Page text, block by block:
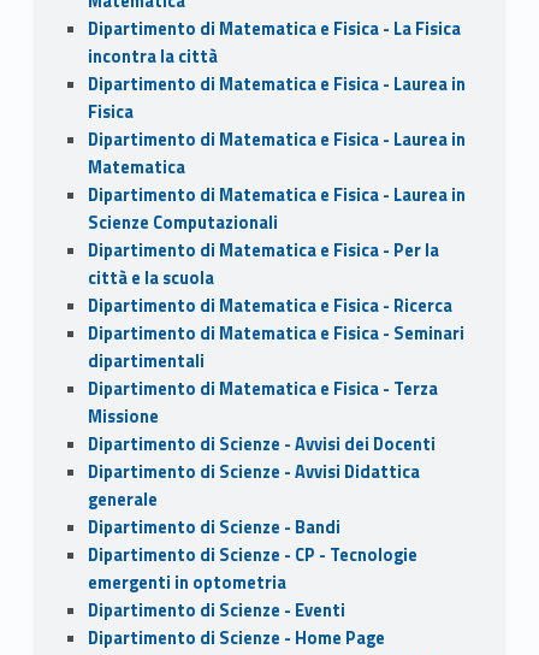
Dipartimento di Matematica e Fisica - La Fisica
incontra la città
Dipartimento di Matematica e Fisica - Laurea in
Fisica
Dipartimento di Matematica e Fisica - Laurea in
Matematica
Dipartimento di Matematica e Fisica - Laurea in
Scienze Computazionali
Dipartimento di Matematica e Fisica - Per la
città e la scuola
Dipartimento di Matematica e Fisica - Ricerca
Dipartimento di Matematica e Fisica - Seminari
dipartimentali
Dipartimento di Matematica e Fisica - Terza
Missione
Dipartimento di Scienze - Avvisi dei Docenti
Dipartimento di Scienze - Avvisi Didattica
generale
Dipartimento di Scienze - Bandi
Dipartimento di Scienze - CP - Tecnologie
emergenti in optometria
Dipartimento di Scienze - Eventi
Dipartimento di Scienze - Home Page